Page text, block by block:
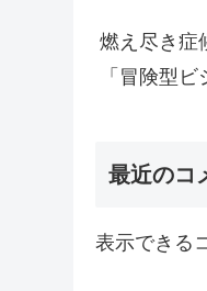
燃え尽き症
「冒険型
最近のコ
表示できる